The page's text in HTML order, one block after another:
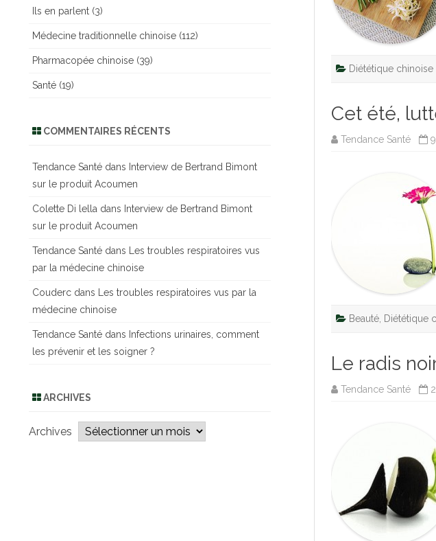
Diététique chinoise
Cet été,
Tendance Santé
Beauté, Diététique
Le radis
Tendance Santé
Ils en parlent (3)
Médecine traditionnelle chinoise (112)
Pharmacopée chinoise (39)
Santé (19)
COMMENTAIRES RÉCENTS
Tendance Santé dans Interview de Bertrand Bimont
sur le produit Acoumen
Colette Di lella dans Interview de Bertrand Bimont
sur le produit Acoumen
Tendance Santé dans
Les troubles respiratoires vus
par la médecine chinoise
Couderc dans
Les troubles respiratoires vus par la
médecine chinoise
Tendance Santé dans Infections urinaires, comment
les prévenir et les soigner ?
ARCHIVES
Archives